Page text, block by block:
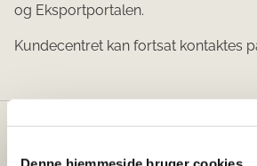
og Eksportportalen.
Kundecentret kan fortsat kontaktes